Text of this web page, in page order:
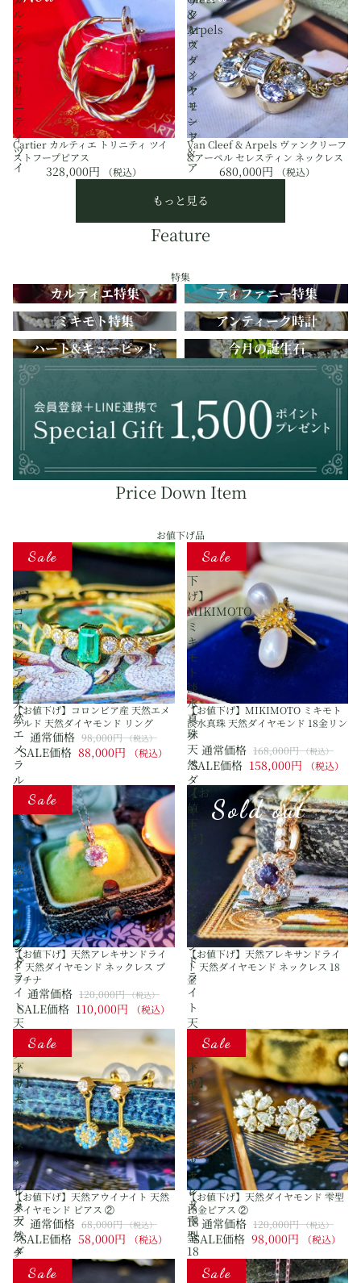
ン
グ
ク
レ
ス
ダ
イ
ヤ
モ
ン
ド
ル
テ
ィ
エ
ト
リ
ニ
テ
ィ
ツ
イ
ス
Cartier カルティエ トリニティ ツイ
ストフープピアス
328,000円 （税込）
&
Arpels
ヴ
ァ
ン
ク
リ
ー
フ
&
ア
ー
ペ
セ
レ
テ
ィ
ン
ネ
ッ
レ
Van Cleef & Arpels ヴァンクリーフ
&アーペル セレスティン ネックレス
680,000円 （税込）
もっと見る
Feature
特集
カルティエ特集
ティファニー特集
ミキモト特集
アンティーク時計
ハート&キューピッド
今月の誕生石
Price Down Item
お値下げ品
【お
げ】
コ
ロ
ン
ビ
ア
産
天
然
エ
メ
ラ
ル
然
ダ
イ
ヤ
モ
ン
ド
リ
ン
グ
Sale
【お値下げ】コロンビア産 天然エメ
ラルド 天然ダイヤモンド リング
SALE価格 88,000円 （税込）
通常価格 98,000円（税込）
【お
下
げ】
MIKIMOTO
ミ
キ
モ
ト
淡
水
真
珠
天
然
ダ
イ
ヤ
モ
18
金
リ
ン
グ
Sale
【お値下げ】MIKIMOTO ミキモト
淡水真珠 天然ダイヤモンド 18金リン
グ
SALE価格 158,000円 （税込）
通常価格 168,000円（税込）
【お
下
げ】
天
然
ア
レ
キ
サ
ン
ド
ラ
イ
ト
天
ダ
イ
ヤ
モ
ン
ド
ネ
ッ
ク
レ
ス
プ
ラ
チ
Sale
【お値下げ】天然アレキサンドライ
ト 天然ダイヤモンド ネックレス プ
ラチナ
SALE価格 110,000円 （税込）
通常価格 120,000円（税込）
【お
値
下
然
ア
レ
キ
サ
ン
ド
ラ
イ
ト
天
ダ
イ
ヤ
モ
ン
ド
ネ
ッ
ク
レ
ス
18
金
Sold out
【お値下げ】天然アレキサンドライ
ト 天然ダイヤモンド ネックレス 18
金
【お
下
げ】
天
然
ア
ウ
イ
ナ
イ
ト
天
然
ダ
Sale
【お値下げ】天然アウイナイト 天然
ダイヤモンド ピアス ②
SALE価格 58,000円 （税込）
通常価格 68,000円（税込）
【お
下
げ】
天
然
ダ
イ
ヤ
モ
ン
ド
雫
型
18
Sale
【お値下げ】天然ダイヤモンド 雫型
18金ピアス ②
SALE価格 98,000円 （税込）
通常価格 120,000円（税込）
【おSale
【おSale